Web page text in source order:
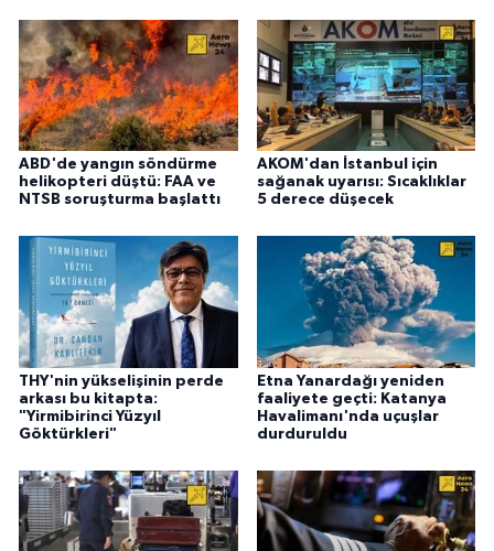
ABD'de yangın söndürme
helikopteri düştü: FAA ve
NTSB soruşturma başlattı
AKOM'dan İstanbul için
sağanak uyarısı: Sıcaklıklar
5 derece düşecek
THY'nin yükselişinin perde
arkası bu kitapta:
"Yirmibirinci Yüzyıl
Göktürkleri"
Etna Yanardağı yeniden
faaliyete geçti: Katanya
Havalimanı'nda uçuşlar
durduruldu